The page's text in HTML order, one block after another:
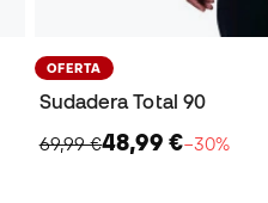
OFERTA
Sudadera Total 90
69,99 €48,99 €−30%